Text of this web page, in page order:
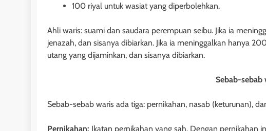
100 riyal untuk wasiat yang diperbolehkan.
Ahli waris: suami dan saudara perempuan seibu. Jika ia
jenazah, dan sisanya dibiarkan. Jika ia meninggalkan hanya
utang yang dijaminkan, dan sisanya dibiarkan.
Sebab-sebab
Sebab-sebab waris ada tiga: pernikahan, nasab (keturunan),
Pernikahan: Ikatan pernikahan yang sah. Dengan pernikahan
Nomor 4 Tahun 1996
Tanggungan: Ketentuan